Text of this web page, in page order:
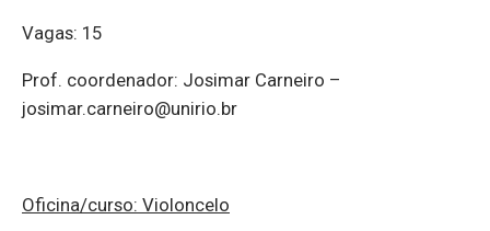
Vagas: 15
Prof. coordenador: Josimar Carneiro –
josimar.carneiro@unirio.br
Oficina/curso: Violoncelo